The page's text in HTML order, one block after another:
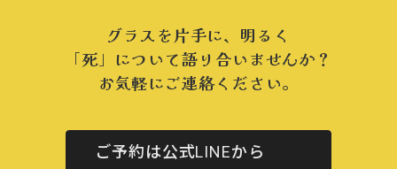
グラスを片手に、明るく
「死」について語り合いませんか？
お気軽にご連絡ください。
ご予約は公式LINEから